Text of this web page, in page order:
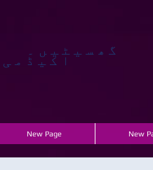
گھسیٹیں۔
اکیڈمی
New Page New